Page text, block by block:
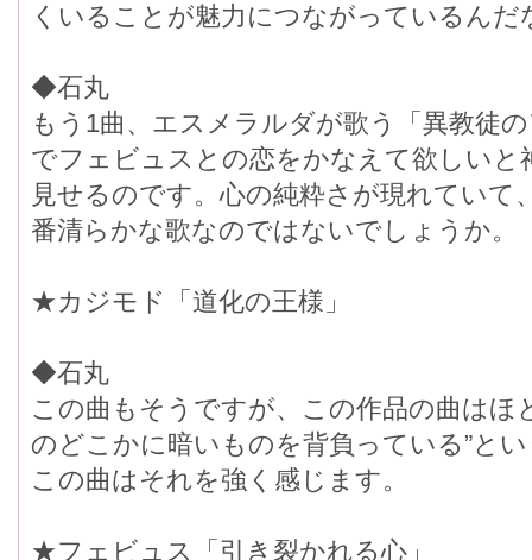
くいることが魅力につながっているんだ
◆石丸
もう1曲、エスメラルダが歌う「異教徒
でフェビュスとの恋をかなえて欲しい
見せるのです。心の純粋さが現れていて
番清らかな歌なのではないでしょうか。
★カジモド「道化の王様」
◆石丸
この曲もそうですが、この作品の曲はほ
のどこかに暗いものを背負っている”と
この曲はそれを強く感じます。
★フェビュス「引き裂かれる心」